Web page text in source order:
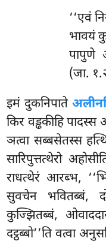
‘‘एवं
भावयं
पापुणे
(जा.
इमं दुकनिपाते
किर वड्ढकीहि
ञत्वा सब्बसेतस्स
सारिपुत्तत्थेरो
राधत्थेरं आरब्भ,
सुवचेन भवितब्बं,
कुज्झितब्बं,
दट्ठब्बो’’ति वत्वा